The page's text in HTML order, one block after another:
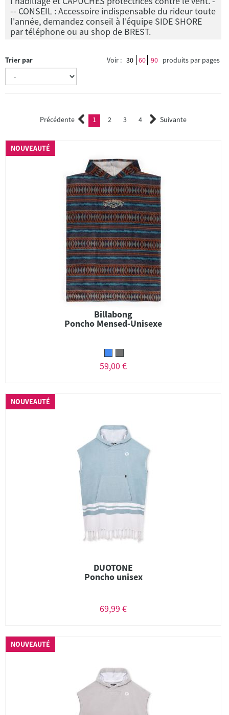
-- CONSEIL : Accessoire indispensable du rideur toute
l'année, demandez conseil à l'équipe SIDE SHORE
par téléphone ou au shop de BREST.
Trier par Voir : 30 60 90 produits par pages
Précédente 1 (current)
2 3 4 Suivante
NOUVEAUTÉ
Billabong
Poncho Mensed-Unisexe
59,00 €
NOUVEAUTÉ
DUOTONE
Poncho unisex
69,99 €
NOUVEAUTÉ